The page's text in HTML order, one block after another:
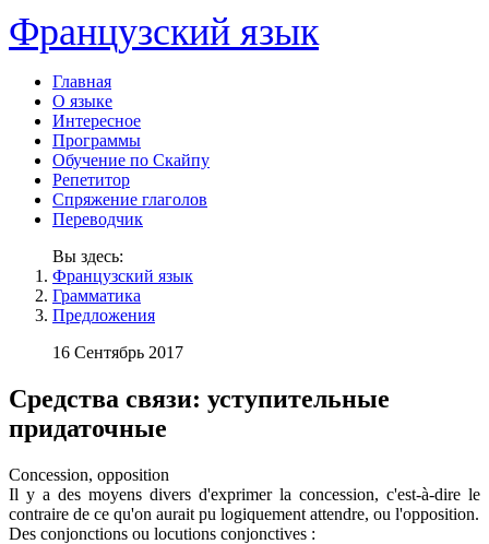
Французский язык
Главная
О языке
Интересное
Программы
Обучение по Скайпу
Репетитор
Спряжение глаголов
Переводчик
Вы здесь:
Французский язык
Грамматика
Предложения
16 Сентябрь 2017
Средства связи: уступительные
придаточные
Concession, opposition
Il y a des moyens divers d'exprimer la concession, c'est-à-dire le
contraire de ce qu'on aurait pu logiquement attendre, ou l'opposition.
Des conjonctions ou locutions conjonctives :